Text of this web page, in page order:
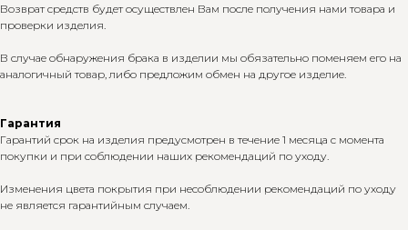
Возврат средств будет осуществлен Вам после получения нами товара и
проверки изделия.
В случае обнаружения брака в изделии мы обязательно поменяем его на
аналогичный товар, либо предложим обмен на другое изделие.
Гарантия
Гарантий срок на изделия предусмотрен в течение 1 месяца с момента
покупки и при соблюдении наших рекомендаций по уходу.
Изменения цвета покрытия при несоблюдении рекомендаций по уходу
не является гарантийным случаем.